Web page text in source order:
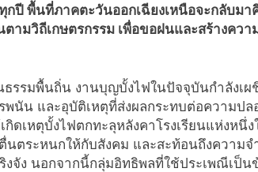
กปี พื้นที่ภาคตะวันออกเฉียงเหนือจะกลับม
มวิถีเกษตรกรรม เพื่อขอฝนและสร้างคว
รรมพื้นถิ่น งานบุญบั้งไฟในปัจจุบันกำลังเ
พนัน และอุบัติเหตุที่ส่งผลกระทบต่อความป
ดเหตุบั้งไฟตกทะลุหลังคาโรงเรียนแห่งหนึ่ง
ตระหนกให้กับสังคม และสะท้อนถึงความจ
จัง นอกจากนี้กลุ่มอิทธิพลที่ใช้ประเพณีเป็น